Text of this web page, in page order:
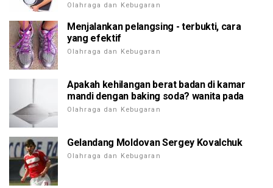
Olahraga dan Kebugaran
Menjalankan pelangsing - terbukti, cara
yang efektif
Olahraga dan Kebugaran
Apakah kehilangan berat badan di kamar
mandi dengan baking soda? wanita pada
Olahraga dan Kebugaran
Gelandang Moldovan Sergey Kovalchuk
Olahraga dan Kebugaran